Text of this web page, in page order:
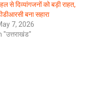
से दिव्यांगजनों को बड़ी राहत,
बना सहारा
7, 2026
"उत्तराखंड"